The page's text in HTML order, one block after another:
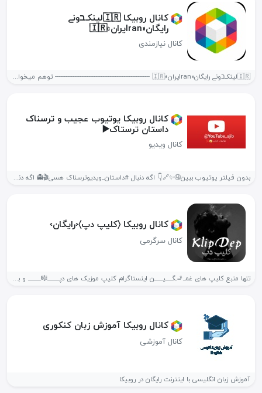
کانال روبیکا 🇮🇷لینکـבونے
رایگان«Iranیران»🇮🇷
کانال نیازمندی
🇮🇷لینکـבونے رایگان«Iranیران»🇮🇷 ------------------------------------------------------ توهم میخوای کانال یا گروهت ثبت رایگان بشه✅بدون هیچ...
کانال روبیکا یوتیوب عجیب و ترسناک
داستان ترستاک▶️
کانال ویدیو
بدون فیلتر یوتیوب ببین🤤✨🔗👇 اگه دنبال #داستان_ویدیوترسناک هسی🎬👻 اگه دنبال ویدیو #عجیب_یوتیوب ...
کانال روبیکا ‌〈کلیپ دپ〉‹رایگان›
کانال سرگرمی
تنها منبع کلیپ های غمــ🚬ـگـــــیـــــــن اینستاگرام کلیپ موزیک های دپــــــــــ🎼ـــــــــــ و با...
کانال روبیکا آموزش زبان کنکوری
کانال آموزشی
آموزش زبان انگلیسی با اینترنت رایگان در روبیکا